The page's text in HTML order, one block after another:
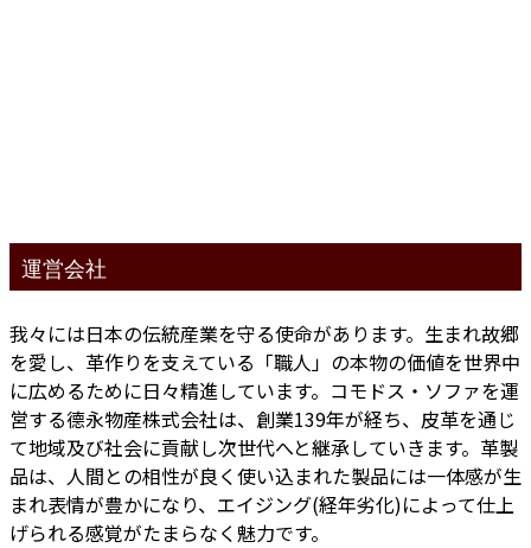
運営会社
我々には日本の伝統産業を守る使命があります。生まれ故郷
を愛し、革作りを支えている「職人」の本物の価値を世界中
に広めるために日々精進しています。コモドス・ソファを運
営する德永物産株式会社は、創業139年が経ち、皮革を通じ
て地域及び社会に貢献し次世代へと継承していきます。革製
品は、人間との相性が良く使い込まれた製品には一体感が生
まれ表情が豊かになり、エイジング(経年劣化)によって仕上
げられる感覚がたまらなく魅力です。